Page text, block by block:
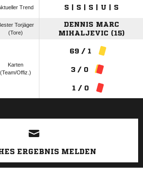
Trend S | S | S | U | S
Torjäger
(Tore)
DENNIS MARC
MIHALJEVIC (15)
Karten
(Team/Offiz.)
69 / 1
3 / 0
1 / 0
ANZEIGE
ERGEBNIS MELDEN